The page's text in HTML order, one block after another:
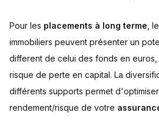
Pour les placements à long terme ,
immobiliers peuvent présenter un
different de celui des fonds en
risque de perte en capital. La
différents supports permet
rendement/risque de votre